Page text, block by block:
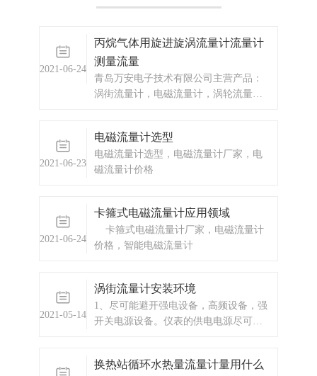
2021-06-24
丙烷气体用旋进旋涡流量计流量计
测量流量
青岛万安电子技术有限公司主营产品：
涡街流量计，电磁流量计，涡轮流量
等，以及承接电气自动化项目。
2021-06-23
电磁流量计选型
电磁流量计选型，电磁流量计厂家，电
磁流量计价格
2021-06-24
卡箍式电磁流量计应用领域
卡箍式电磁流量计厂家，电磁流量计
价格，智能电磁流量计
2021-05-14
涡街流量计安装环境
1、尽可能避开强电设备，高频设备，强
开关电源设备。仪表的供电电源尽可能
隔热通风措施。3、避开高湿环境和强腐
换热站循环水热量流量计量用什么